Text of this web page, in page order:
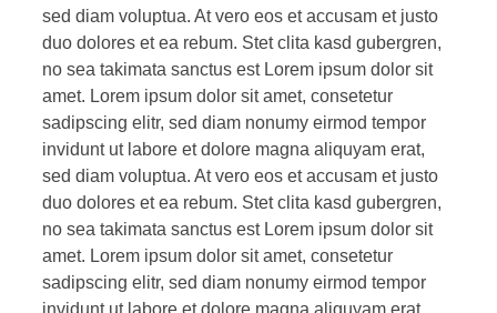
sed diam voluptua. At vero eos et accusam et justo
duo dolores et ea rebum. Stet clita kasd gubergren,
no sea takimata sanctus est Lorem ipsum dolor sit
amet. Lorem ipsum dolor sit amet, consetetur
sadipscing elitr, sed diam nonumy eirmod tempor
invidunt ut labore et dolore magna aliquyam erat,
sed diam voluptua. At vero eos et accusam et justo
duo dolores et ea rebum. Stet clita kasd gubergren,
no sea takimata sanctus est Lorem ipsum dolor sit
amet. Lorem ipsum dolor sit amet, consetetur
sadipscing elitr, sed diam nonumy eirmod tempor
invidunt ut labore et dolore magna aliquyam erat,